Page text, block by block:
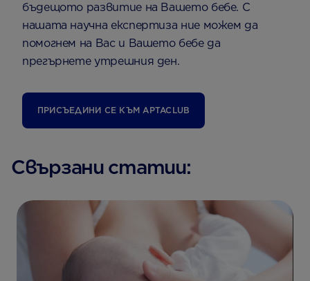
бъдещото развитие на Вашето бебе. С
нашата научна експертиза ние можем да
помогнем на Вас и Вашето бебе да
прегърнете утрешния ден.
ПРИСЪЕДИНИ СЕ КЪМ АPTACLUB
Свързани статии: